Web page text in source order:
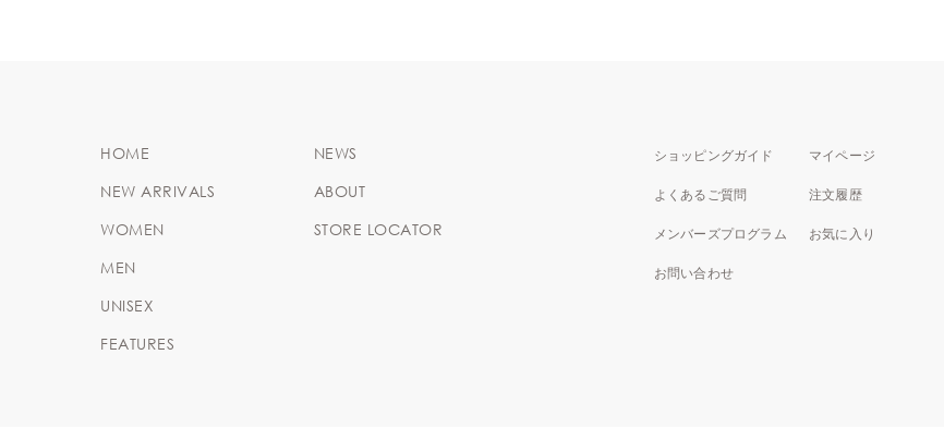
HOME
NEW ARRIVALS
WOMEN
MEN
UNISEX
FEATURES
NEWS
ABOUT
STORE LOCATOR
ショッピングガイド
よくあるご質問
メンバーズプログラム
お問い合わせ
マイページ
注文履歴
お気に入り